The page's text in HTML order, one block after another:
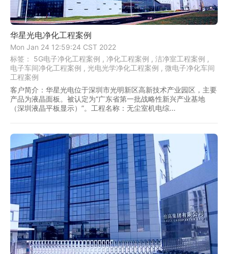
华星光电净化工程案例
Mon Jan 24 12:59:24 CST 2022
标签： 5G电子净化工程案例 , 净化工程案例 , 洁净室工程案例 ,
电子车间净化工程案例 , 光电光学净化工程案例 , 微电子净化车间
工程案例
客户简介：华星光电位于深圳市光明新区高新技术产业园区，主要
产品为液晶面板。被认定为“广东省第一批战略性新兴产业基地
（深圳液晶平板显示）”。工程名称：无尘室机电综...